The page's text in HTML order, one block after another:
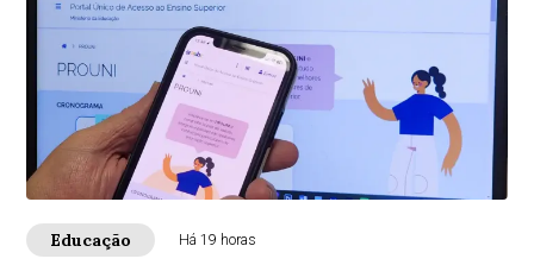
Educação Há 19 horas